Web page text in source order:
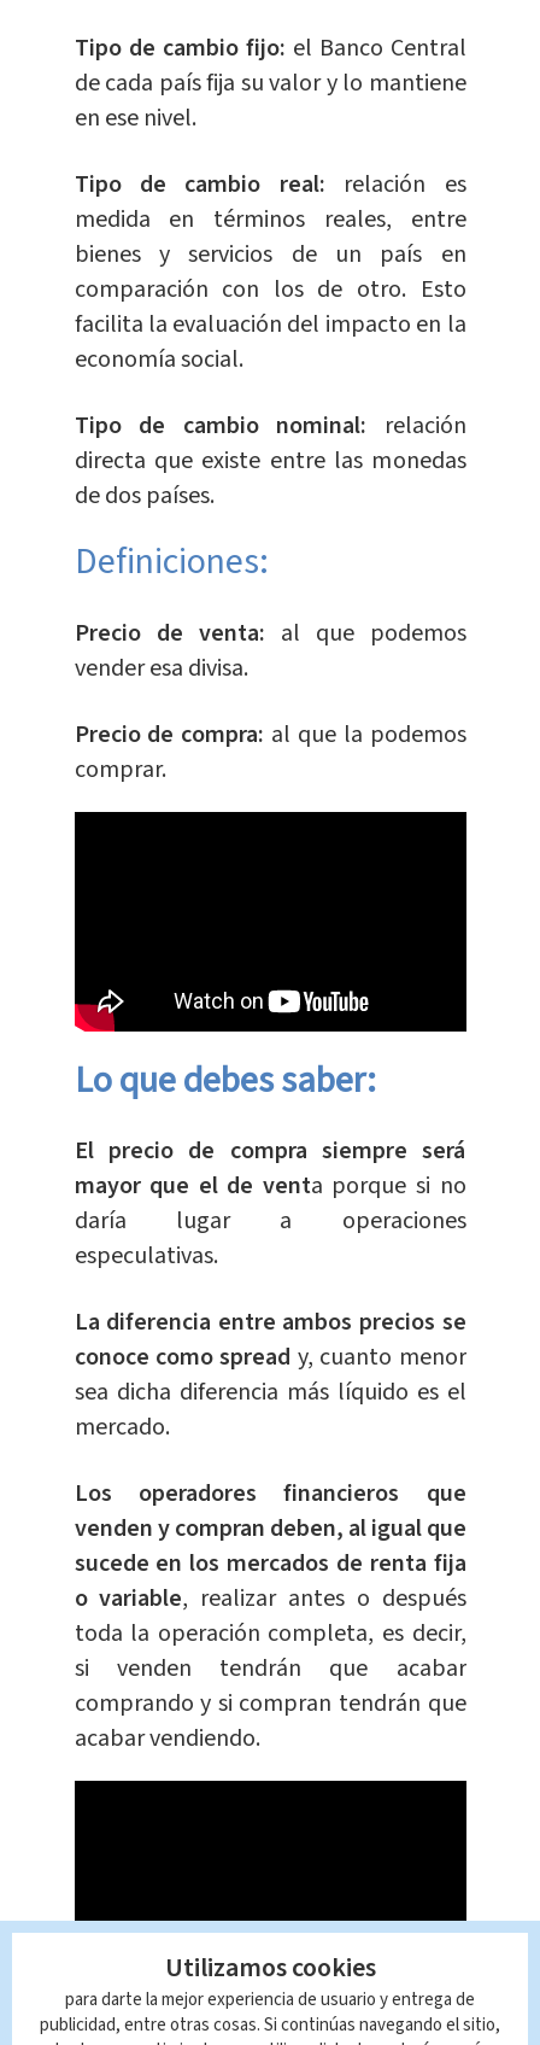
Tipo de cambio fijo: el Banco Central
de cada país fija su valor y lo mantiene
en ese nivel.
Tipo de cambio real: relación es
medida en términos reales, entre
bienes y servicios de un país en
comparación con los de otro. Esto
facilita la evaluación del impacto en la
economía social.
Tipo de cambio nominal: relación
directa que existe entre las monedas
de dos países.
Definiciones:
Precio de venta: al que podemos
vender esa divisa.
Precio de compra: al que la podemos
comprar.
Lo que debes saber:
El precio de compra siempre será
mayor que el de venta porque si no
daría lugar a operaciones
especulativas.
La diferencia entre ambos precios se
conoce como spread y, cuanto menor
sea dicha diferencia más líquido es el
mercado.
Los operadores financieros que
venden y compran deben, al igual que
sucede en los mercados de renta fija
o variable, realizar antes o después
toda la operación completa, es decir,
si venden tendrán que acabar
comprando y si compran tendrán que
acabar vendiendo.
Utilizamos cookies
para darte la mejor experiencia de usuario y entrega de
publicidad, entre otras cosas. Si continúas navegando el sitio,